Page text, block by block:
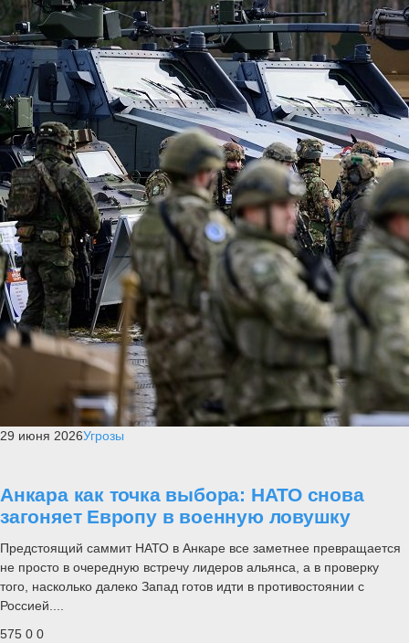
29 июня 2026Угрозы
Анкара как точка выбора: НАТО снова
загоняет Европу в военную ловушку
Предстоящий саммит НАТО в Анкаре все заметнее превращается
не просто в очередную встречу лидеров альянса, а в проверку
того, насколько далеко Запад готов идти в противостоянии с
Россией....
575 0 0